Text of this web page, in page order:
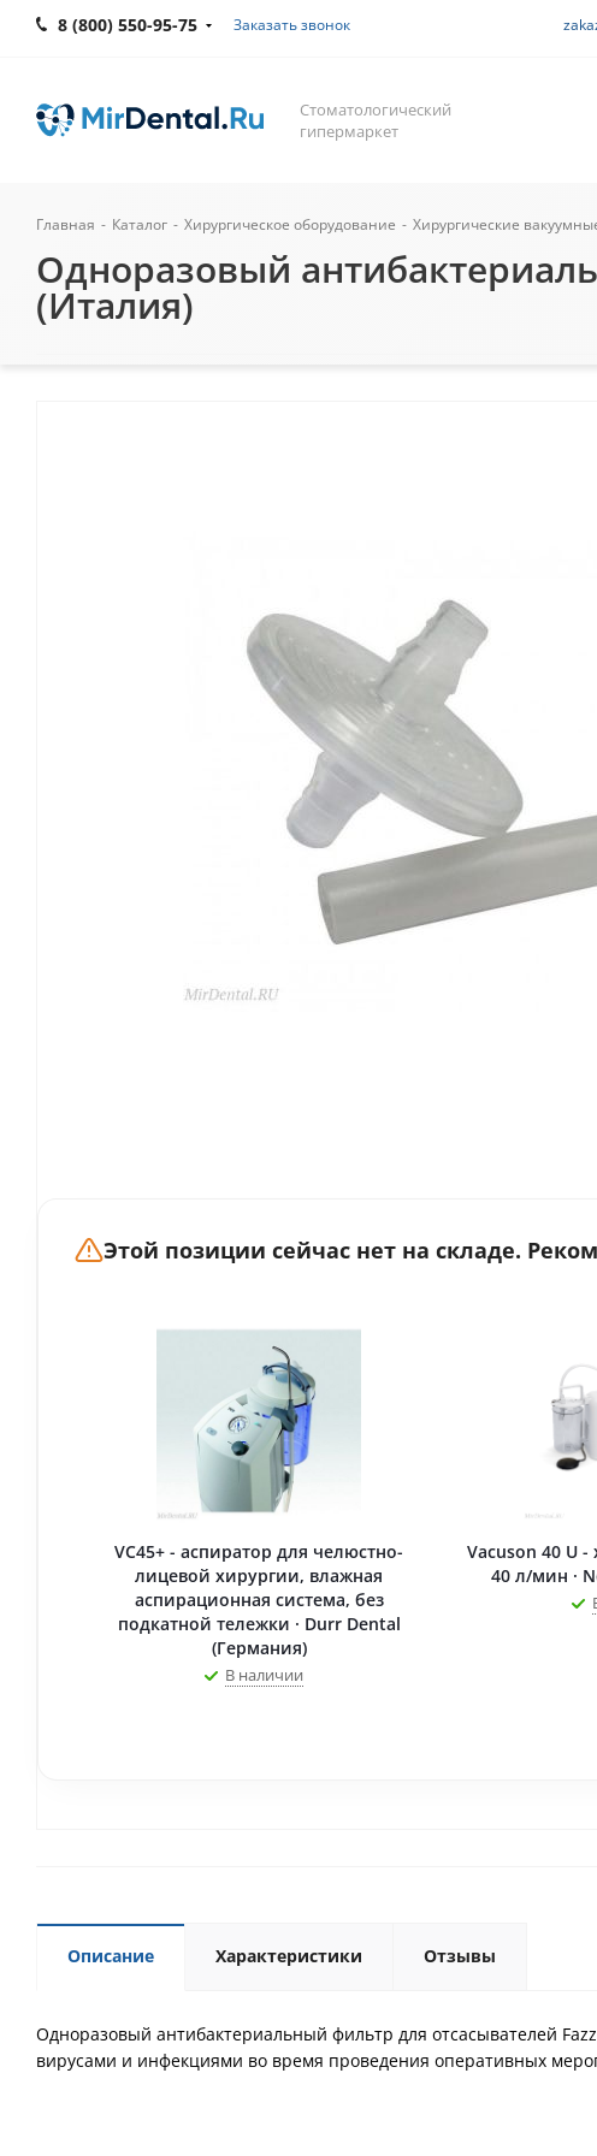
8 (800) 550-95-75 Заказать звонок
Стоматологический
гипермаркет
Главная - Каталог - Хирургическое оборудование - Хирургические
Одноразовый
(Италия)
Этой позиции сейчас нет на складе.
VC45+ - аспиратор для челюстно-
лицевой хирургии, влажная
аспирационная система, без
подкатной тележки · Durr Dental
(Германия)
В наличии
Vacuson 40 U -
40 л/мин ·
Описание Характеристики Отзывы
Одноразовый антибактериальный фильтр для отсасывателей
вирусами и инфекциями во время проведения оперативных